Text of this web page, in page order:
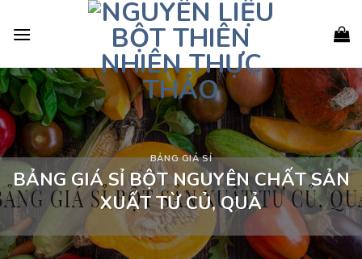
BẢNG GIÁ SỈ
BẢNG GIÁ SỈ BỘT NGUYÊN CHẤT SẢN
XUẤT TỪ CỦ, QUẢ